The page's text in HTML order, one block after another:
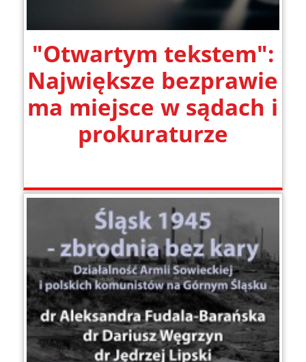
"Otwartym tekstem":
Największe bezprawie
ma miejsce w sądach i
prokuraturze